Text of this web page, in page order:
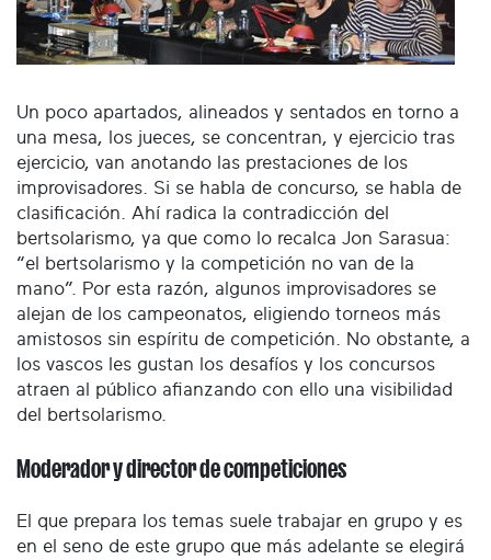
Un poco apartados, alineados y sentados en torno a
una mesa, los jueces, se concentran, y ejercicio tras
ejercicio, van anotando las prestaciones de los
improvisadores. Si se habla de concurso, se habla de
clasificación. Ahí radica la contradicción del
bertsolarismo, ya que como lo recalca Jon Sarasua:
“el bertsolarismo y la competición no van de la
mano”. Por esta razón, algunos improvisadores se
alejan de los campeonatos, eligiendo torneos más
amistosos sin espíritu de competición. No obstante, a
los vascos les gustan los desafíos y los concursos
atraen al público afianzando con ello una visibilidad
del bertsolarismo.
Moderador y director de competiciones
El que prepara los temas suele trabajar en grupo y es
en el seno de este grupo que más adelante se elegirá